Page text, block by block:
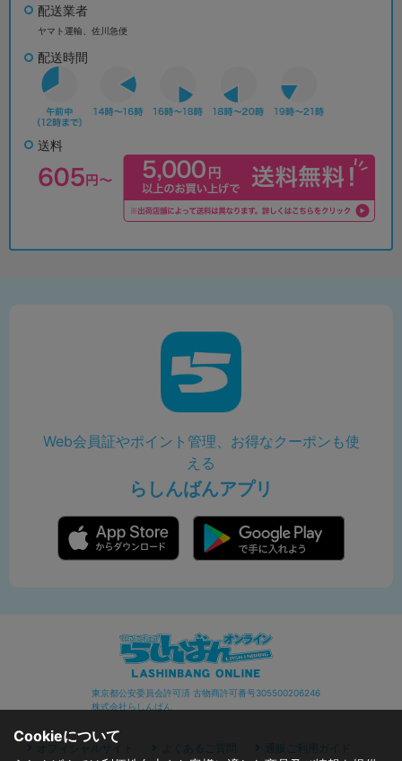
配送業者
ヤマト運輸、佐川急便
配送時間
送料
Web会員証やポイント管理、お得なクーポンも使
える
らしんばんアプリ
東京都公安委員会許可済 古物商許可番号305500206246
株式会社らしんばん
オフィシャルサイト よくあるご質問 通販ご利用ガイド
Cookieについて